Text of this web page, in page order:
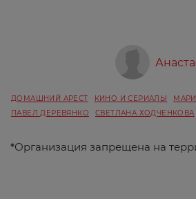
ДОМАШНИЙ АРЕСТ КИНО И СЕРИАЛЫ
ПАВЕЛ ДЕРЕВЯНКО
СВЕТЛАНА ХОДЧЕНКОВА
*Организация запрещена на